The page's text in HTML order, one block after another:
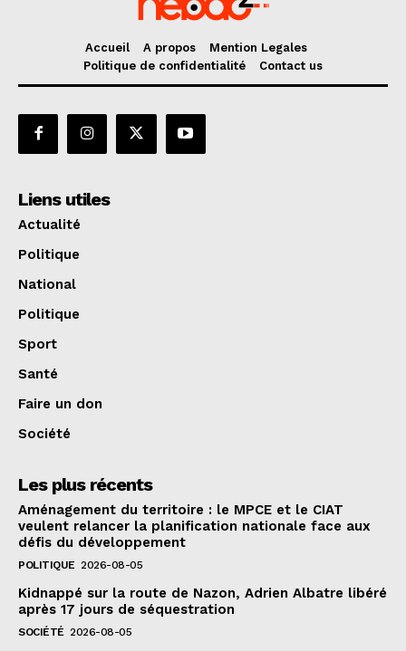
Accueil A propos
Mention Legales
Politique de confidentialité
Contact us
Liens utiles
Actualité
Politique
National
Politique
Sport
Santé
Faire un don
Société
Les plus récents
Aménagement du territoire : le MPCE et le CIAT
veulent relancer la planification nationale face aux
défis du développement
POLITIQUE 2026-08-05
Kidnappé sur la route de Nazon, Adrien Albatre libéré
après 17 jours de séquestration
SOCIÉTÉ 2026-08-05